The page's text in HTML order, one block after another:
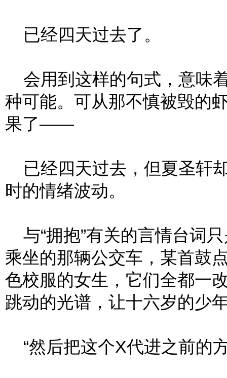
已经四天过去了。
会用到这样的句式，意味着
种可能。可从那不慎被毁的
果了——
已经四天过去，但夏圣轩
时的情绪波动。
与“拥抱”有关的言情台词
乘坐的那辆公交车，某首鼓
色校服的女生，它们全都一
跳动的光谱，让十六岁的少
“然后把这个X代进之前的